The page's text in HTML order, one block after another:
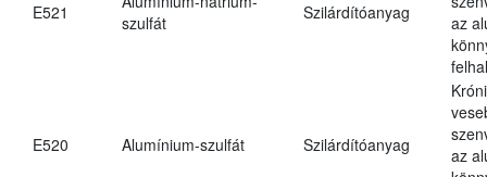
E521
szulfát
Szilárdítóanyag
az
E520 Alumínium-szulfát Szilárdítóanyag
az